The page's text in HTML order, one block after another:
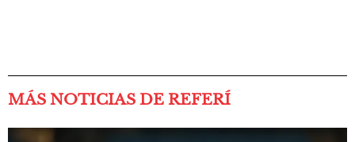
MÁS NOTICIAS DE REFERÍ